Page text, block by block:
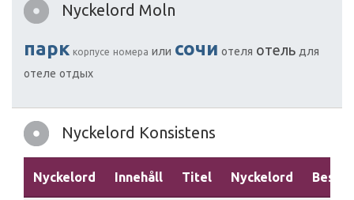
Nyckelord Moln
парк корпусе номера или сочи отеля отель для
отеле отдых
Nyckelord Konsistens
Nyckelord Innehåll Titel Nyckelord